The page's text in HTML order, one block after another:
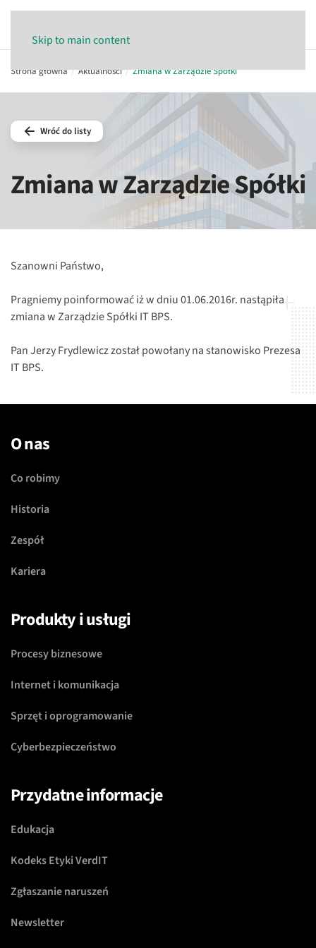
Skip to main content
Strona główna Aktualności Zmiana w Zarządzie Spółki
Wróć do listy
Zmiana w Zarządzie Spółki
Szanowni Państwo,
Pragniemy poinformować iż w dniu 01.06.2016r. nastąpiła
zmiana w Zarządzie Spółki IT BPS.
Pan Jerzy Frydlewicz został powołany na stanowisko Prezesa
IT BPS.
O nas
Co robimy
Historia
Zespół
Kariera
Produkty i usługi
Procesy biznesowe
Internet i komunikacja
Sprzęt i oprogramowanie
Cyberbezpieczeństwo
Przydatne informacje
Edukacja
Kodeks Etyki VerdIT
Zgłaszanie naruszeń
Newsletter